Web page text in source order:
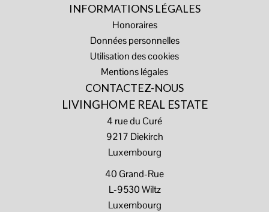
INFORMATIONS LÉGALES
Honoraires
Données personnelles
Utilisation des cookies
Mentions légales
CONTACTEZ-NOUS
LIVINGHOME REAL ESTATE
4 rue du Curé
9217 Diekirch
Luxembourg
40 Grand-Rue
L-9530 Wiltz
Luxembourg